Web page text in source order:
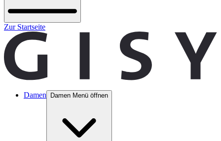
Zur Startseite
Damen Damen Menü öffnen